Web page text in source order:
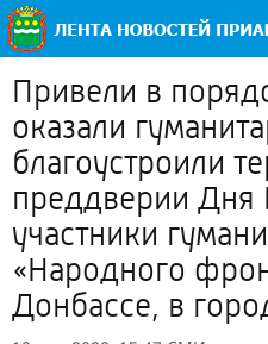
Привели в
оказали
благоустроили
преддверии
участники
«Народного
Донбассе, в